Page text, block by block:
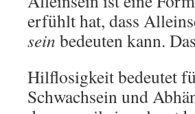
erfühlt hat, dass
sein bedeuten kann.
Hilflosigkeit bedeutet
Schwachsein und